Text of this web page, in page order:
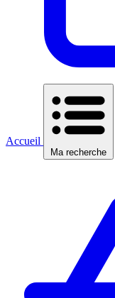
Accueil
Ma recherche